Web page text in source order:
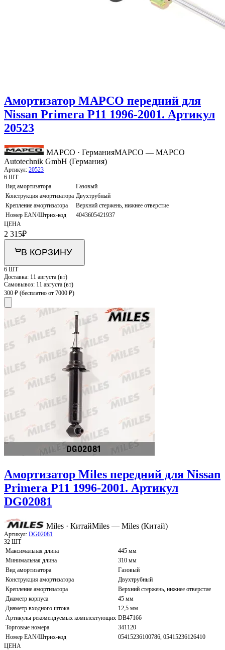
Амортизатор MAPCO передний для
Nissan Primera P11 1996-2001. Артикул
20523
MAPCO · ГерманияMAPCO — MAPCO
Autotechnik GmbH (Германия)
Артикул: 20523
6 ШТ
Вид амортизатора
Газовый
Конструкция амортизатора Двухтрубный
Крепление амортизатора
Верхний стержень, нижнее отверстие
Номер EAN/Штрих-код
4043605421937
ЦЕНА
2 315₽
В КОРЗИНУ
6 ШТ
Доставка: 11 августа (вт)
Самовывоз: 11 августа (вт)
300 ₽ (бесплатно от 7000 ₽)
Амортизатор Miles передний для Nissan
Primera P11 1996-2001. Артикул
DG02081
Miles · КитайMiles — Miles (Китай)
Артикул: DG02081
32 ШТ
Максимальная длина
445 мм
Минимальная длина
310 мм
Вид амортизатора
Газовый
Конструкция амортизатора
Двухтрубный
Крепление амортизатора
Верхний стержень, нижнее отверстие
Диаметр корпуса
45 мм
Диаметр входного штока
12,5 мм
Артикулы рекомендуемых комплектующих DB47166
Торговые номера
341120
Номер EAN/Штрих-код
05415236100786, 05415236126410
ЦЕНА